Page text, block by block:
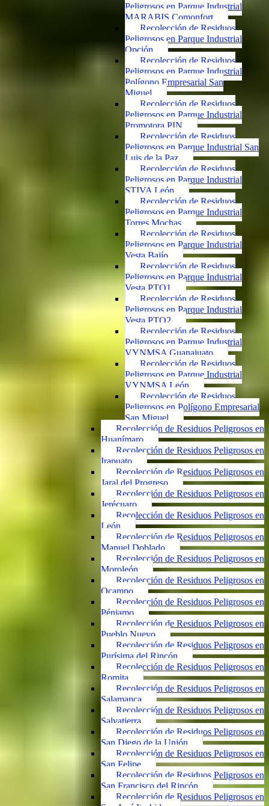
Peligrosos en Parque Industrial
MARABIS Comonfort
Recolección de Residuos
Peligrosos en Parque Industrial
Opción
Recolección de Residuos
Peligrosos en Parque Industrial
Polígono Empresarial San
Miguel
Recolección de Residuos
Peligrosos en Parque Industrial
Promotora PIN
Recolección de Residuos
Peligrosos en Parque Industrial San
Luis de la Paz
Recolección de Residuos
Peligrosos en Parque Industrial
STIVA León
Recolección de Residuos
Peligrosos en Parque Industrial
Torres Mochas
Recolección de Residuos
Peligrosos en Parque Industrial
Vesta Bajío
Recolección de Residuos
Peligrosos en Parque Industrial
Vesta PTO1
Recolección de Residuos
Peligrosos en Parque Industrial
Vesta PTO2
Recolección de Residuos
Peligrosos en Parque Industrial
VYNMSA Guanajuato
Recolección de Residuos
Peligrosos en Parque Industrial
VYNMSA León
Recolección de Residuos
Peligrosos en Polígono Empresarial
San Miguel
Recolección de Residuos Peligrosos en
Huanímaro
Recolección de Residuos Peligrosos en
Irapuato
Recolección de Residuos Peligrosos en
Jaral del Progreso
Recolección de Residuos Peligrosos en
Jerécuaro
Recolección de Residuos Peligrosos en
León
Recolección de Residuos Peligrosos en
Manuel Doblado
Recolección de Residuos Peligrosos en
Moroleón
Recolección de Residuos Peligrosos en
Ocampo
Recolección de Residuos Peligrosos en
Pénjamo
Recolección de Residuos Peligrosos en
Pueblo Nuevo
Recolección de Residuos Peligrosos en
Purísima del Rincón
Recolección de Residuos Peligrosos en
Romita
Recolección de Residuos Peligrosos en
Salamanca
Recolección de Residuos Peligrosos en
Salvatierra
Recolección de Residuos Peligrosos en
San Diego de la Unión
Recolección de Residuos Peligrosos en
San Felipe
Recolección de Residuos Peligrosos en
San Francisco del Rincón
Recolección de Residuos Peligrosos en